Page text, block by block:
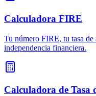
Calculadora FIRE
Tu número FIRE, tu tasa de
independencia financiera.
Calculadora de Tasa